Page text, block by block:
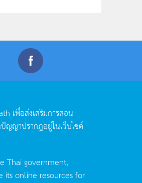
เพื่อส่งเสริมการสอน
ญญาปรากฏอยู่ในเว็บไซต์
Thai government,
its online resources for